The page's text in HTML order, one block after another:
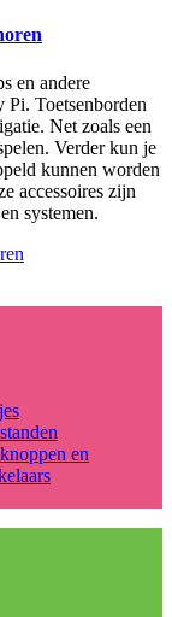
en andere
Pi. Toetsenborden
Net zoals een
Verder kun je
kunnen worden
accessoires zijn
systemen.
en